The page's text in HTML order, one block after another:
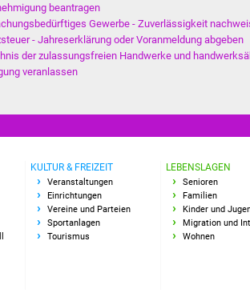
beantragen
Gewerbe - Zuverlässigkeit
- Jahreserklärung oder Voranmeldung abgeben
der zulassungsfreien Handwerke und
veranlassen
KULTUR & FREIZEIT
Veranstaltungen
Einrichtungen
Vereine und Parteien
Sportanlagen
Tourismus
LEBENSLAGEN
Senioren
Familien
Kinder und
Migration und
Wohnen